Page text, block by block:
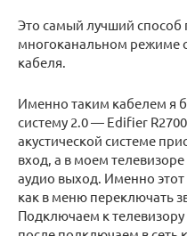
Это самый лучший способ
многоканальном режиме
кабеля.
Именно таким кабелем я
систему 2.0 — Edifier
акустической системе
вход, а в моем
аудио выход. Именно этот
как в меню переключать
Подключаем к